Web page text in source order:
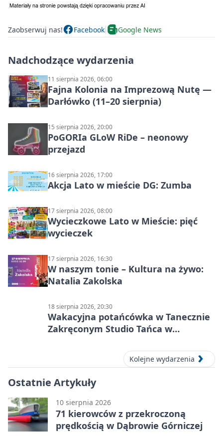
Zaobserwuj nas! Facebook Google News
Nadchodzące wydarzenia
11 sierpnia 2026, 06:00
Fajna Kolonia na Imprezową Nutę —
Darłówko (11–20 sierpnia)
15 sierpnia 2026, 20:00
PoGORIa GLoW RiDe – neonowy
przejazd
16 sierpnia 2026, 17:00
Akcja Lato w mieście DG: Zumba
17 sierpnia 2026, 08:00
Wycieczkowe Lato w Mieście: pięć
wycieczek
17 sierpnia 2026, 16:30
W naszym tonie – Kultura na żywo:
Natalia Zakolska
18 sierpnia 2026, 20:30
Wakacyjna potańcówka w Tanecznie
Zakręconym Studio Tańca w
Kolejne wydarzenia
Ostatnie Artykuły
10 sierpnia 2026
71 kierowców z przekroczoną
prędkością w Dąbrowie Górniczej